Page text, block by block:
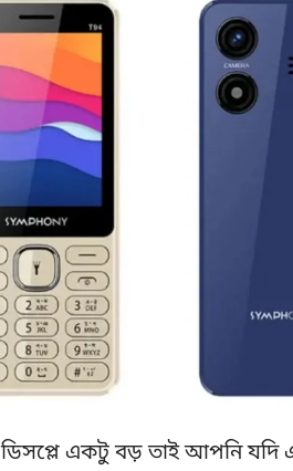
একটু বড় তাই আপনি যদি